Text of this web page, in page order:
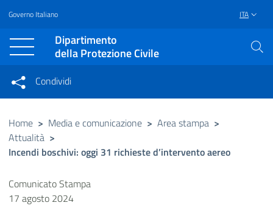
Vai al contenuto principale
Raggiungi il piè di pagina
Governo Italiano ITA
Dipartimento
della Protezione Civile
Condividi su Facebook
Condividi su Twitter
Condividi
Condividi sui social network
Home > Media e comunicazione > Area stampa >
Attualità >
Incendi boschivi: oggi 31 richieste d’intervento aereo
Comunicato Stampa
17 agosto 2024